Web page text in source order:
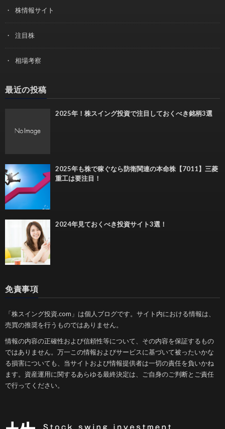
株情報サイト
注目株
相場考察
最近の投稿
2025年！株スイング投資で注目しておくべき銘柄3選
2025年も株で稼ぐなら防衛関連の本命株【7011】三菱
重工は要注目！
2024年見ておくべき投資サイト3選！
免責事項
「株スイング投資.com」は個人ブログです。サイト内における情報は、
売買の推奨を行うものではありません。
情報の内容の正確性および信頼性等について、その内容を保証するもの
ではありません。万一この情報およびサービスに基づいて被ったいかな
る損害についても、当サイトおよび情報提供者は一切の責任を負いかね
ます。資産運用に関するあらゆる最終決定は、ご自身のご判断とご責任
で行ってください。